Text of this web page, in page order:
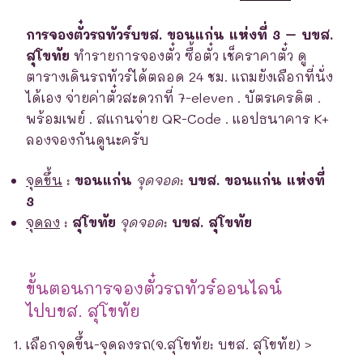
การจองตั๋วรถทัวร์บขส. ขอนแก่น แห่งที่ 3 – บขส.
สุโขทัย ทำรายการจองตั๋ว ซื้อตั๋ว เช็คราคาตั๋ว ดู
ตารางเดินรถทัวร์ได้ตลอด 24 ชม. แถมยังเลือกที่นั่ง
ได้เอง จ่ายค่าตั๋วสะดวกที่ 7-eleven . บัตรเครดิต .
พร้อมเพย์ . สแกนจ่าย QR-Code . แอปธนาคาร K+
ลองจองกันดูนะครับ
จุดขึ้น : ขอนแก่น จุดจอด: บขส. ขอนแก่น แห่งที่
3
จุดลง : สุโขทัย จุดจอด: บขส. สุโขทัย
ขั้นตอนการจองตั๋วรถทัวร์ออนไลน์
ไปบขส. สุโขทัย
เลือกจุดขึ้น-จุดลงรถ(จ.สุโขทัย: บขส. สุโขทัย) >